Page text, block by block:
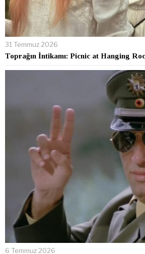
31 Temmuz 2026
Toprağın İntikamı: Picnic at Hanging
6 Temmuz 2026